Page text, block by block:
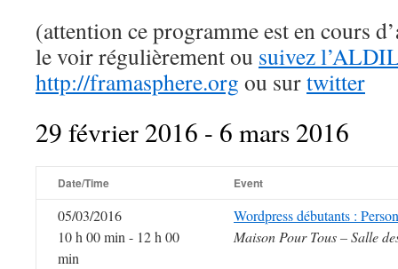
(attention ce programme est en cours
le voir régulièrement ou suivez
http://framasphere.org ou surtwitter
29 février 2016 - 6 mars 2016
Date/Time Event
05/03/2016
10 h 00 min - 12 h 00
min
Wordpress débutants :
Maison Pour Tous – Salle